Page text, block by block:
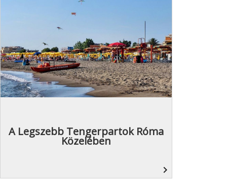
A Legszebb Tengerpartok Róma
Közelében
navigate_next